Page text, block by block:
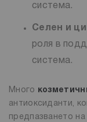
система.
Селен и
роля в
система.
Много
антиоксиданти,
предпазването